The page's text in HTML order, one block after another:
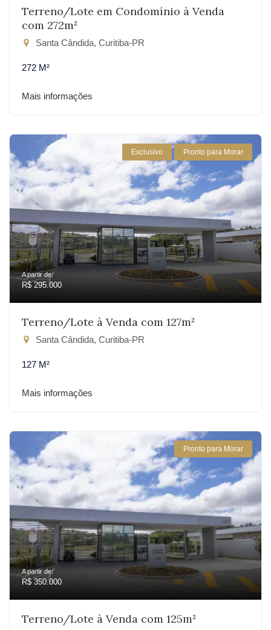
Terreno/Lote em Condomínio à Venda
com 272m²
Santa Cândida, Curitiba-PR
272 M²
Mais informações
Exclusivo Pronto para Morar
A partir de:
R$ 295.000
Terreno/Lote à Venda com 127m²
Santa Cândida, Curitiba-PR
127 M²
Mais informações
Pronto para Morar
A partir de:
R$ 350.000
Terreno/Lote à Venda com 125m²